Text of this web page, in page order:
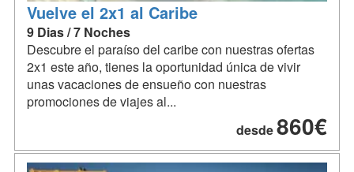
Vuelve el 2x1 al Caribe
9 Dias / 7 Noches
Descubre el paraíso del caribe con nuestras ofertas
2x1 este año, tienes la oportunidad única de vivir
unas vacaciones de ensueño con nuestras
promociones de viajes al...
desde860€